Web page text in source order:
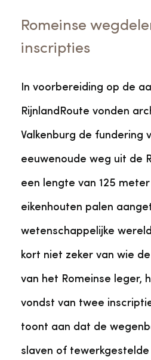
Romeinse
inscripties
In voorbereiding op de
RijnlandRoute vonden
Valkenburg de fundering
eeuwenoude weg uit de
een lengte van 125
eikenhouten palen
wetenschappelijke
kort niet zeker van wie
van het Romeinse leger,
vondst van twee
toont aan dat de
slaven of tewerkgestelde